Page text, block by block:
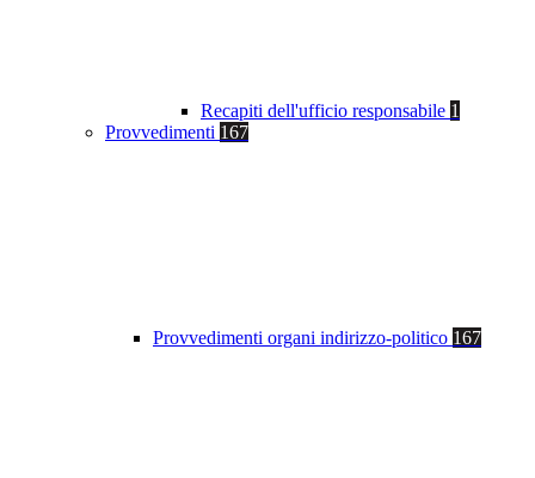
Recapiti dell'ufficio responsabile 1
Provvedimenti 167
Provvedimenti organi indirizzo-politico 167